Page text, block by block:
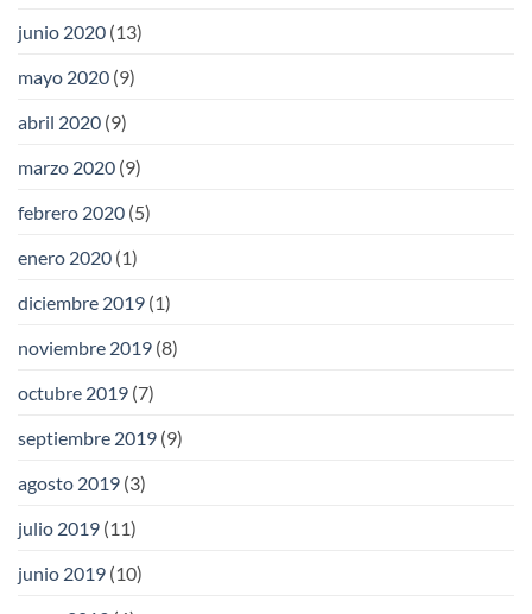
junio 2020 (13)
mayo 2020 (9)
abril 2020 (9)
marzo 2020 (9)
febrero 2020 (5)
enero 2020 (1)
diciembre 2019 (1)
noviembre 2019 (8)
octubre 2019 (7)
septiembre 2019 (9)
agosto 2019 (3)
julio 2019 (11)
junio 2019 (10)